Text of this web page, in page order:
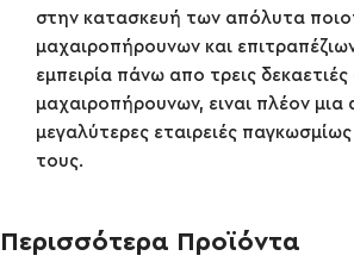
στην κατασκευή των απόλυτα
μαχαιροπήρουνων και
εμπειρία πάνω απο τρεις
μαχαιροπήρουνων, ειναι πλέον μια
μεγαλύτερες εταιρειές
τους.
Περισσότερα Προϊόντα